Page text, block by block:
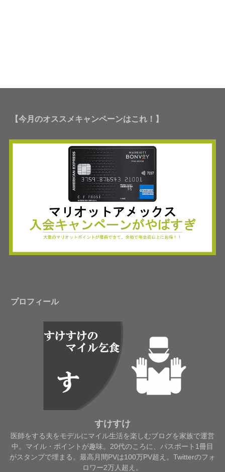
【今月のオススメキャンペーンはこれ！】
プロフィール
すけすけ
医師をする夫をモデルにマイル生活を楽しむブログを家族で運営
中。マイル・ポイントが趣味。20代のころに、パスポート1冊目
がスタンプで埋まる。最高月間PVは100万PV超え。Twitterのフォ
ロワー2万人超え。